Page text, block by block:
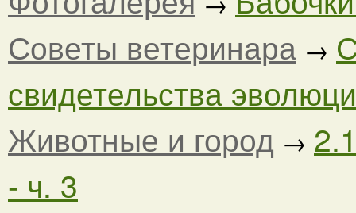
Советы ветеринара →
свидетельства
Животные и город →
- ч. 3